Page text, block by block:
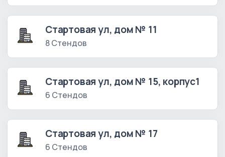
Стартовая ул, дом № 11
8 Стендов
Стартовая ул, дом № 15, корпус1
6 Стендов
Стартовая ул, дом № 17
6 Стендов